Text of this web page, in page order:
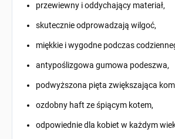
przewiewny i oddychający materiał,
skutecznie odprowadzają wilgoć,
miękkie i wygodne podczas
antypoślizgowa gumowa podeszwa,
podwyższona pięta zwiększająca
ozdobny haft ze śpiącym kotem,
odpowiednie dla kobiet w każdym